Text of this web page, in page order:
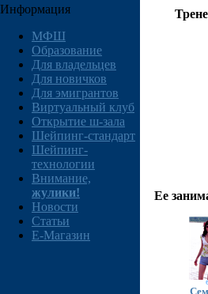
Информация
МФШ
Образование
Для владельцев
Для новичков
Для эмигрантов
Виртуальный клуб
Открытие ш-зала
Шейпинг-стандарт
Шейпинг-
технологии
Внимание,
жулики!
Новости
Статьи
E-Магазин
Ее